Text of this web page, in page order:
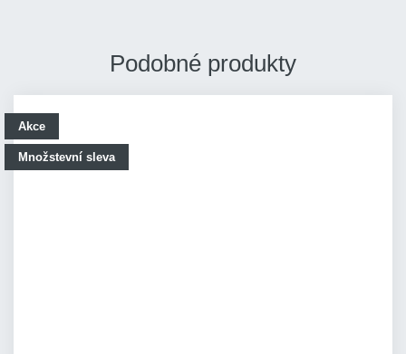
Podobné produkty
Akce
Množstevní sleva